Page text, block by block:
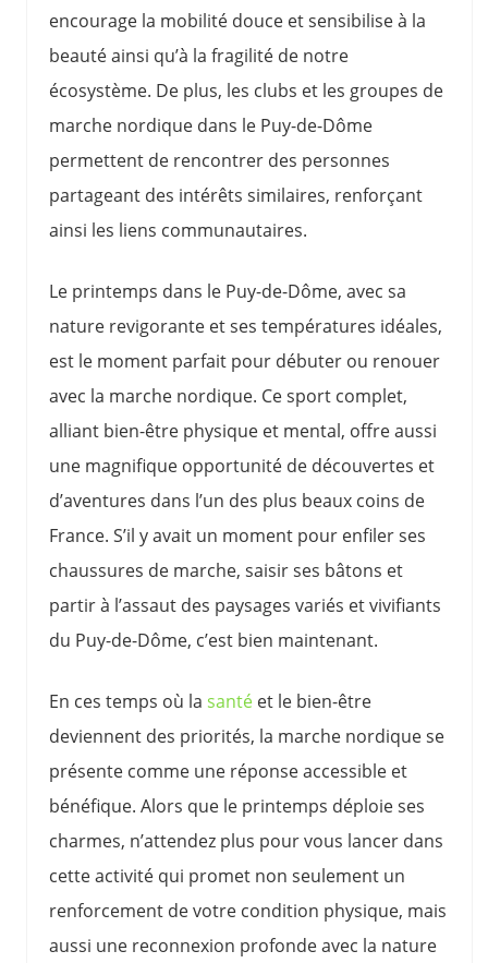
encourage la mobilité douce et sensibilise à la
beauté ainsi qu’à la fragilité de notre
écosystème. De plus, les clubs et les groupes de
marche nordique dans le Puy-de-Dôme
permettent de rencontrer des personnes
partageant des intérêts similaires, renforçant
ainsi les liens communautaires.
Le printemps dans le Puy-de-Dôme, avec sa
nature revigorante et ses températures idéales,
est le moment parfait pour débuter ou renouer
avec la marche nordique. Ce sport complet,
alliant bien-être physique et mental, offre aussi
une magnifique opportunité de découvertes et
d’aventures dans l’un des plus beaux coins de
France. S’il y avait un moment pour enfiler ses
chaussures de marche, saisir ses bâtons et
partir à l’assaut des paysages variés et vivifiants
du Puy-de-Dôme, c’est bien maintenant.
En ces temps où la santé et le bien-être
deviennent des priorités, la marche nordique se
présente comme une réponse accessible et
bénéfique. Alors que le printemps déploie ses
charmes, n’attendez plus pour vous lancer dans
cette activité qui promet non seulement un
renforcement de votre condition physique, mais
aussi une reconnexion profonde avec la nature